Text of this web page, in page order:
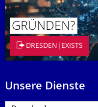
GRÜNDEN?
DRESDEN|EXISTS
Unsere Dienste